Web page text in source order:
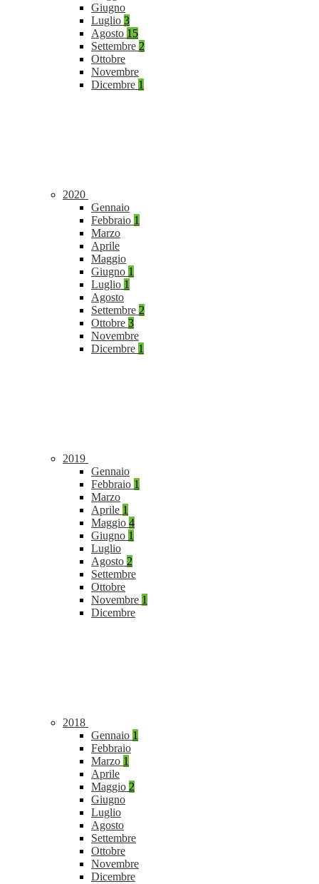
Giugno
Luglio 3
Agosto 15
Settembre 2
Ottobre
Novembre
Dicembre 1
2020
Gennaio
Febbraio 1
Marzo
Aprile
Maggio
Giugno 1
Luglio 1
Agosto
Settembre 2
Ottobre 3
Novembre
Dicembre 1
2019
Gennaio
Febbraio 1
Marzo
Aprile 1
Maggio 4
Giugno 1
Luglio
Agosto 2
Settembre
Ottobre
Novembre 1
Dicembre
2018
Gennaio 1
Febbraio
Marzo 1
Aprile
Maggio 2
Giugno
Luglio
Agosto
Settembre
Ottobre
Novembre
Dicembre